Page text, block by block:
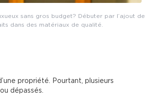
sans gros budget? Débuter par l’ajout de
dans des matériaux de qualité.
propriété. Pourtant, plusieurs
dépassés.